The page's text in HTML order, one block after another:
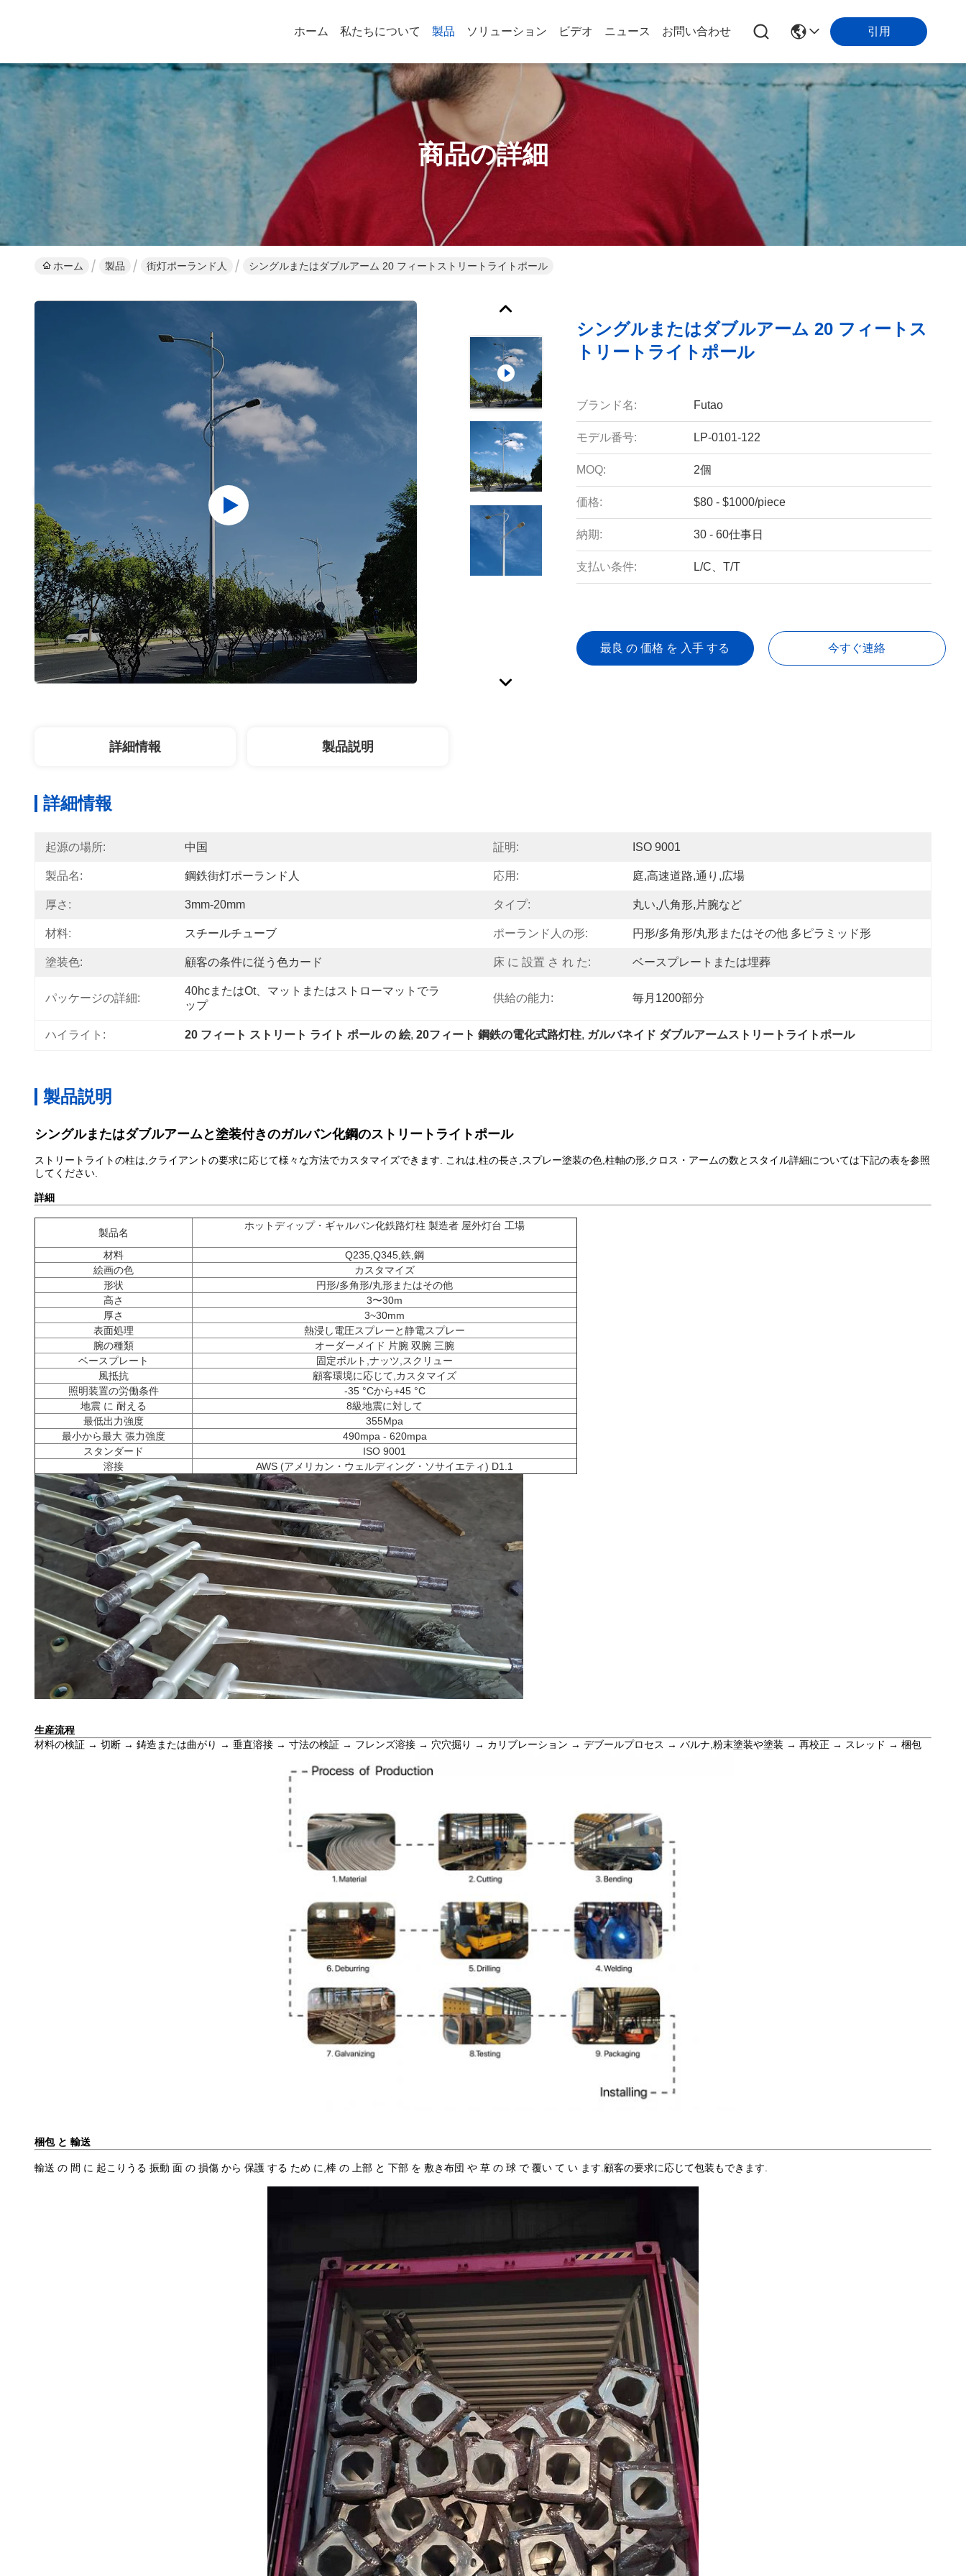
ホーム 私たちについて 製品 ソリューション ビデオ ニュース お問い合わせ 引用
商品の詳細
ホーム 製品 街灯ポーランド人 シングルまたはダブルアーム 20 フィートストリートライトポール
シングルまたはダブルアーム 20 フィートス
トリートライトポール
ブランド名: Futao
モデル番号: LP-0101-122
MOQ: 2個
価格: $80 - $1000/piece
納期: 30 - 60仕事日
支払い条件: L/C、T/T
最良 の 価格 を 入手 する 今すぐ連絡
詳細情報 製品説明
詳細情報
起源の場所: 中国 証明: ISO 9001
製品名: 鋼鉄街灯ポーランド人 応用: 庭,高速道路,通り,広場
厚さ: 3mm-20mm タイプ: 丸い,八角形,片腕など
材料: スチールチューブ ポーランド人の形: 円形/多角形/丸形またはその他 多ピラミッド形
塗装色: 顧客の条件に従う色カード 床 に 設置 さ れ た: ベースプレートまたは埋葬
パッケージの詳細:
40hcまたはot、マットまたはストローマットでラ
ップ
供給の能力: 毎月1200部分
ハイライト: 20 フィート ストリート ライト ポール の 絵, 20フィート 鋼鉄の電化式路灯柱, ガルバネイド ダブルアームストリートライトポール
製品説明
シングルまたはダブルアームと塗装付きのガルバン化鋼のストリートライトポール
ストリートライトの柱は,クライアントの要求に応じて様々な方法でカスタマイズできます. これは,柱の長さ,スプレー塗装の色,柱軸の形,クロス・アームの数とスタイル詳細については下記の表を参照
してください.
詳細
製品名
ホットディップ・ギャルバン化鉄路灯柱 製造者 屋外灯台 工場
材料
Q235,Q345,鉄,鋼
絵画の色
カスタマイズ
形状
円形/多角形/丸形またはその他
高さ
3〜30m
厚さ
3~30mm
表面処理
熱浸し電圧スプレーと静電スプレー
腕の種類
オーダーメイド 片腕 双腕 三腕
ベースプレート
固定ボルト,ナッツ,スクリュー
風抵抗
顧客環境に応じて,カスタマイズ
照明装置の労働条件
-35 °Cから+45 °C
地震 に 耐える
8級地震に対して
最低出力強度
355Mpa
最小から最大 張力強度
490mpa - 620mpa
スタンダード
ISO 9001
溶接
AWS (アメリカン・ウェルディング・ソサイエティ) D1.1
生産流程
材料の検証 → 切断 → 鋳造または曲がり → 垂直溶接 → 寸法の検証 → フレンズ溶接 → 穴穴掘り → カリブレーション → デブールプロセス → バルナ,粉末塗装や塗装 → 再校正 → スレッド → 梱包
梱包 と 輸送
輸送 の 間 に 起こりうる 振動 面 の 損傷 から 保護 する ため に,棒 の 上部 と 下部 を 敷き布団 や 草 の 球 で 覆い て い ます.顧客の要求に応じて包装もできます.